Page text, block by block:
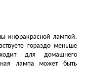
инфракрасной лампой.
гораздо меньше
для домашнего
лампа может быть